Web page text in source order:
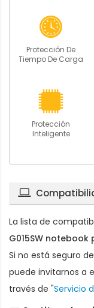
Protección De
Tiempo De Carga
Protección
Inteligente
La lista de
G015SW notebook
Si no está seguro
puede invitarnos a
través de "Servicio